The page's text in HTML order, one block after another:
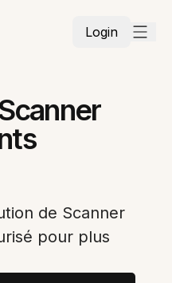
Login
de Scanner
pour plus